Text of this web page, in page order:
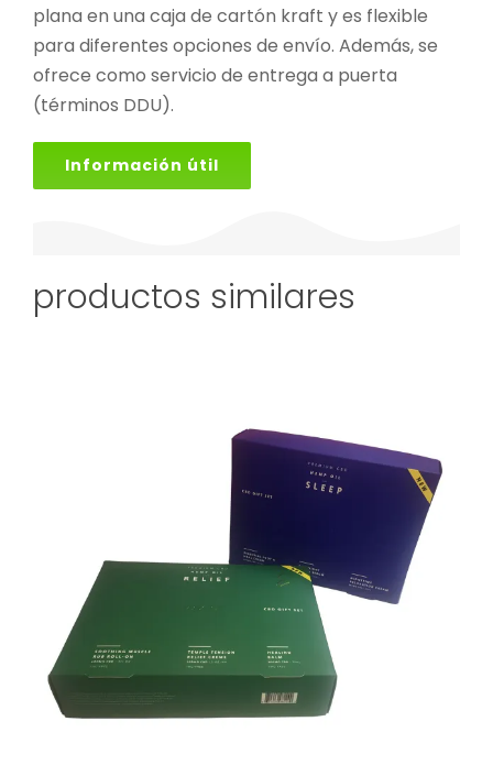
plana en una caja de cartón kraft y es flexible
para diferentes opciones de envío. Además, se
ofrece como servicio de entrega a puerta
(términos DDU).
Información útil
productos similares